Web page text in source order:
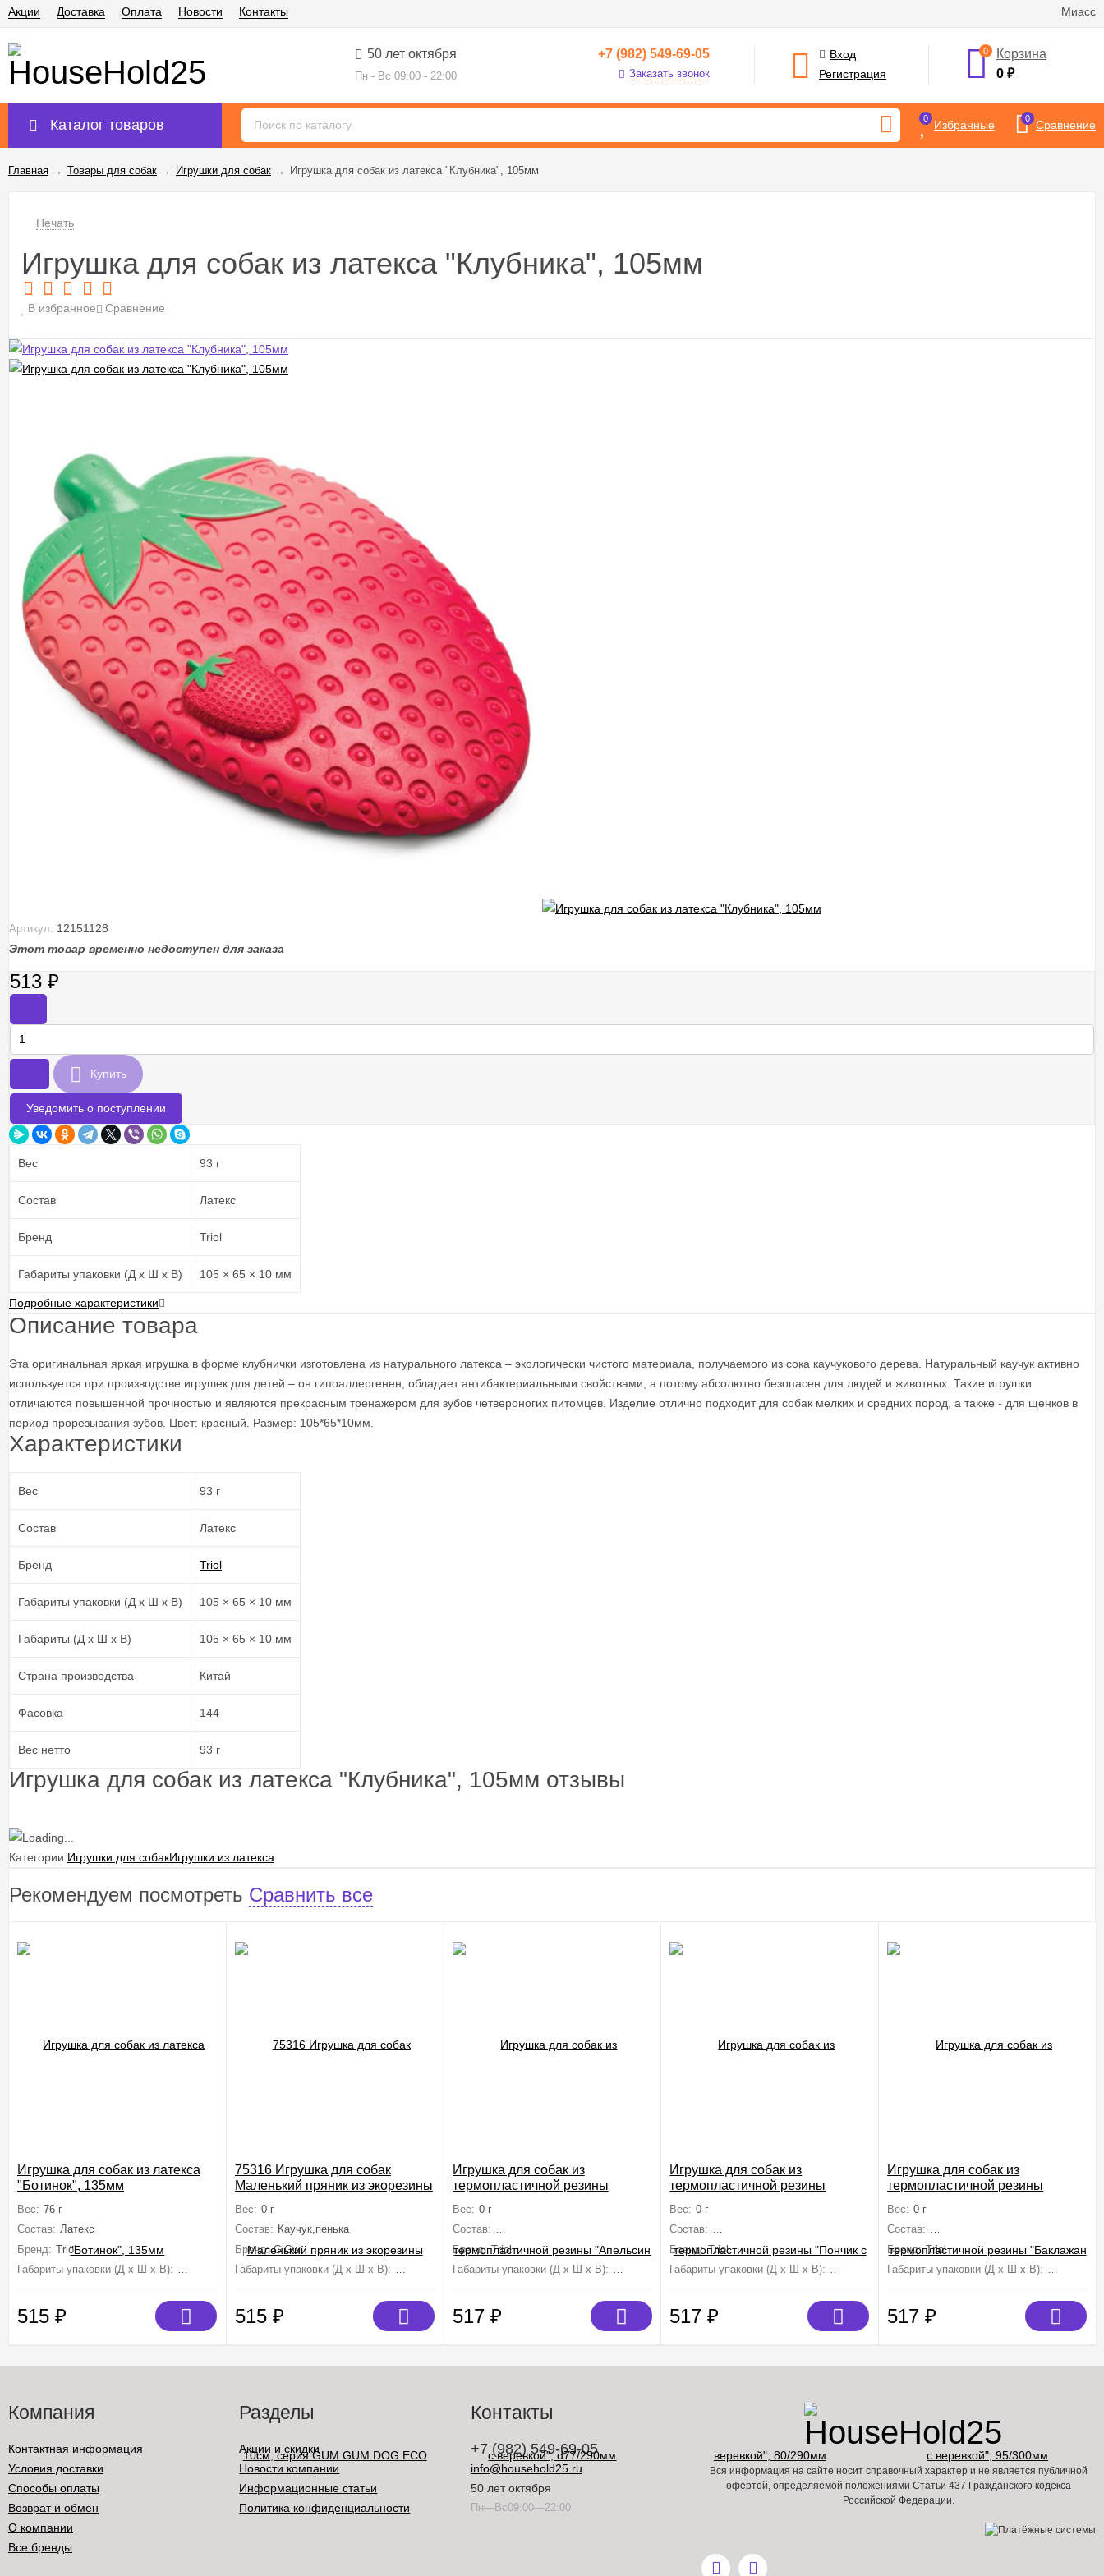
Миасс
Акции Доставка Оплата Новости Контакты
50 лет октября
Пн - Вс 09:00 - 22:00
+7 (982) 549-69-05
Заказать звонок
Вход
Регистрация
0
Корзина
0₽
Каталог товаров 0 Избранные 0 Сравнение
Главная → Товары для собак → Игрушки для собак → Игрушка для собак из латекса "Клубника", 105мм
Печать
Игрушка для собак из латекса "Клубника", 105мм
В избранное Сравнение
Артикул: 12151128
Этот товар временно недоступен для заказа
513 ₽
Купить
Уведомить о поступлении
Вес 93 г
Состав Латекс
Бренд Triol
Габариты упаковки (Д х Ш х В) 105 × 65 × 10 мм
Подробные характеристики
Описание товара
Эта оригинальная яркая игрушка в форме клубнички изготовлена из натурального латекса – экологически чистого материала, получаемого из сока каучукового дерева. Натуральный каучук активно
используется при производстве игрушек для детей – он гипоаллергенен, обладает антибактериальными свойствами, а потому абсолютно безопасен для людей и животных. Такие игрушки
отличаются повышенной прочностью и являются прекрасным тренажером для зубов четвероногих питомцев. Изделие отлично подходит для собак мелких и средних пород, а также - для щенков в
период прорезывания зубов. Цвет: красный. Размер: 105*65*10мм.
Характеристики
Вес 93 г
Состав Латекс
Бренд Triol
Габариты упаковки (Д х Ш х В) 105 × 65 × 10 мм
Габариты (Д х Ш х В) 105 × 65 × 10 мм
Страна производства Китай
Фасовка 144
Вес нетто 93 г
Игрушка для собак из латекса "Клубника", 105мм отзывы
Категории:Игрушки для собакИгрушки из латекса
Рекомендуем посмотреть Сравнить все
Игрушка для собак из латекса
"Ботинок", 135мм
Вес: 76 г
Состав: Латекс
Бренд: Triol
Габариты упаковки (Д х Ш х В): 135 мм×55 мм×65 мм
515 ₽
75316 Игрушка для собак
Маленький пряник из экорезины
ECO
Вес: 0 г
Состав: Каучук,пенька
Бренд: GiGwi
Габариты упаковки (Д х Ш х В): 100 мм×80 мм×10 мм
515 ₽
Игрушка для собак из
термопластичной резины
d77/290мм
Вес: 0 г
Состав: термопластичная резина, полиэстер
Бренд: Triol
Габариты упаковки (Д х Ш х В): 290 мм×77 мм×48 мм
517 ₽
Игрушка для собак из
термопластичной резины
Вес: 0 г
Состав: термопластичная резина, полиэстер
Бренд: Triol
Габариты упаковки (Д х Ш х В): 290 мм×80 мм×33 мм
517₽
Игрушка для собак из
термопластичной резины
95/300мм
Вес: 0 г
Состав: термопластичная резина,
Бренд: Triol
Габариты упаковки (Д х Ш х В): 300
517₽
Компания
Контактная информация
Условия доставки
Способы оплаты
Возврат и обмен
О компании
Все бренды
Разделы
Акции и скидки
Новости компании
Информационные статьи
Политика конфиденциальности
Контакты
+7 (982) 549-69-05
info@household25.ru
50 лет октября
Пн—Вс09:00—22:00
Вся информация на сайте носит справочный характер и не является публичной
офертой, определяемой положениями Статьи 437 Гражданского кодекса
Российской Федерации.